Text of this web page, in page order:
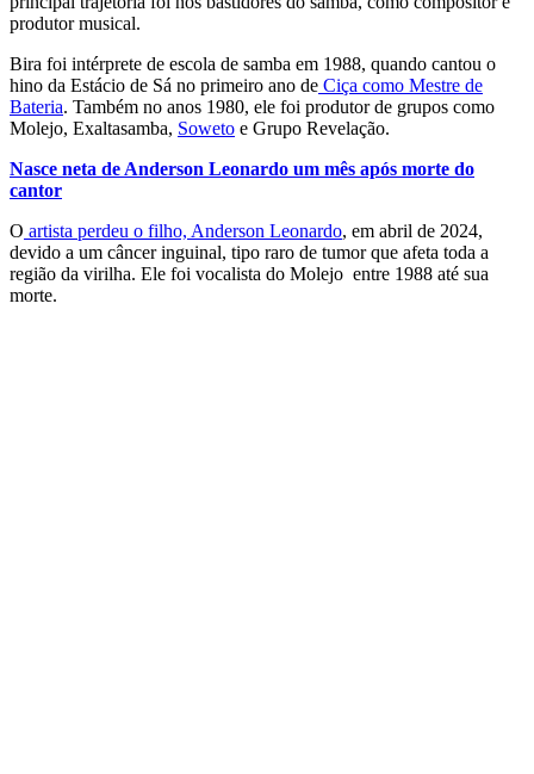
produtor musical.
Bira foi intérprete de escola de samba em 1988, quando cantou o
hino da Estácio de Sá no primeiro ano de Ciça como Mestre de
Bateria. Também no anos 1980, ele foi produtor de grupos como
Molejo, Exaltasamba, Soweto e Grupo Revelação.
Nasce neta de Anderson Leonardo um mês após morte do
cantor
O artista perdeu o filho, Anderson Leonardo, em abril de 2024,
devido a um câncer inguinal, tipo raro de tumor que afeta toda a
região da virilha. Ele foi vocalista do Molejo entre 1988 até sua
morte.